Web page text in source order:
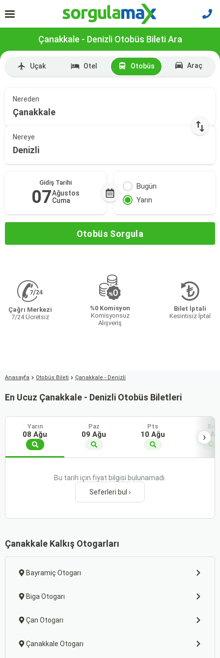
Çanakkale - Denizli Otobüs Bileti Ara
Uçak Otel Otobüs Araç
Nereden
Çanakkale
Nereye
Denizli
Gidiş Tarihi
07Ağustos
Cuma
Bugün
Yarın
Otobüs Sorgula
Çağrı Merkezi
7/24 Ücretsiz
%0 Komisyon
Komisyonsuz
Alışveriş
Bilet İptali
Kesintisiz İptal
Anasayfa Otobüs Bileti Çanakkale - Denizli
En Ucuz Çanakkale - Denizli Otobüs Biletleri
Yarın
08 Ağu
Paz
09 Ağu
Pts
10 Ağu
Sal
11
›
Bu tarih için fiyat bilgisi bulunamadı.
Seferleri bul ›
Çanakkale Kalkış Otogarları
Bayramiç Otogarı
Biga Otogarı
Çan Otogarı
Çanakkale Otogarı